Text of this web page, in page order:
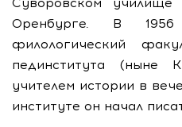
Оренбурге. В 1956
филологический
пединститута (ныне
учителем истории в
институте он начал